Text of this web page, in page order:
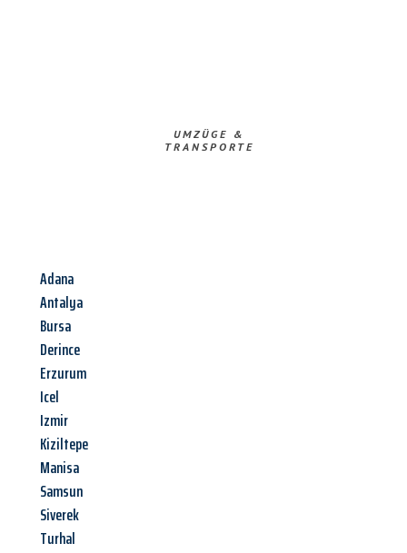
UMZÜGE &
TRANSPORTE
Adana
Antalya
Bursa
Derince
Erzurum
Icel
Izmir
Kiziltepe
Manisa
Samsun
Siverek
Turhal